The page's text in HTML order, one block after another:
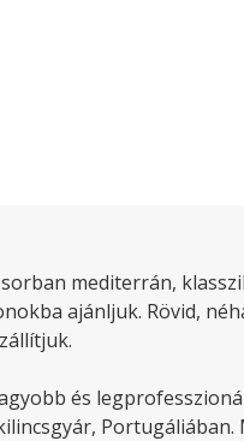
mediterrán,
ajánljuk. Rövid,
és
Portugáliában.